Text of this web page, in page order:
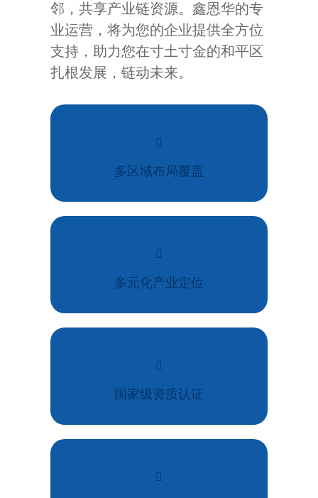
邻，共享产业链资源。鑫恩华的专
业运营，将为您的企业提供全方位
支持，助力您在寸土寸金的和平区
扎根发展，链动未来。
多区域布局覆盖
多元化产业定位
国家级资质认证